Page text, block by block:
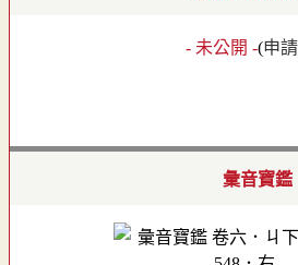
- 未公開 -(申請
彙音寶鑑